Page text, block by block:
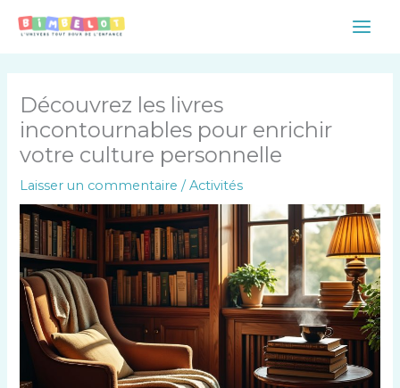
Main
Découvrez les livres
incontournables pour enrichir
votre culture personnelle
Laisser un commentaire /Activités